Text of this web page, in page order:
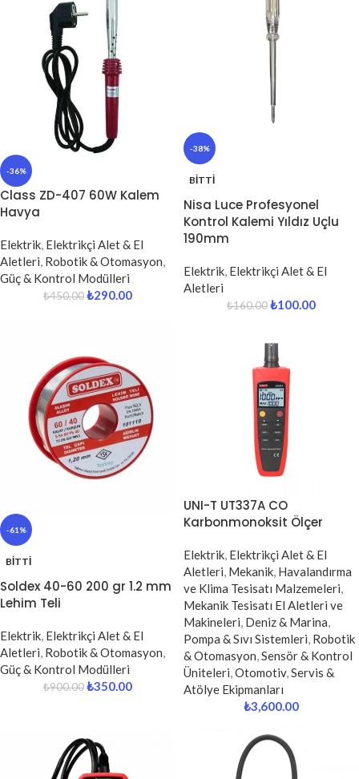
-36%
Class ZD-407 60W Kalem
Havya
Elektrik Elektrikçi Alet & El
Aletleri Robotik & Otomasyon
Güç & Kontrol Modülleri
₺450.00₺290.00
-38%
BITTI
Nisa Luce Profesyonel
Kontrol Kalemi Yıldız Uçlu
190mm
Elektrik, Elektrikçi Alet & El
Aletleri
₺160.00₺100.00
-61%
BITTI
Soldex 40-60 200 gr 1.2 mm
Lehim Teli
Elektrik, Elektrikçi Alet & El
Aletleri, Robotik & Otomasyon,
Güç & Kontrol Modülleri
₺900.00₺350.00
UNI-T UT337A CO
Karbonmonoksit Ölçer
Elektrik, Elektrikçi Alet & El
Aletleri, Mekanik, Havalandırma
ve Klima Tesisatı Malzemeleri,
Mekanik Tesisatı El Aletleri ve
Makineleri, Deniz & Marina,
Pompa & Sıvı Sistemleri, Robotik
& Otomasyon,Sensör & Kontrol
Üniteleri,Otomotiv,Servis &
Atölye Ekipmanları
₺3,600.00